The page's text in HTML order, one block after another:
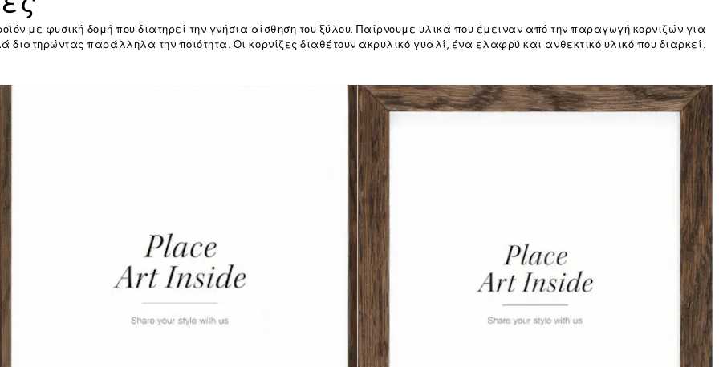
με φυσική δομή που διατηρεί την γνήσια αίσθηση του ξύλου. Παίρνουμε υλικά που έμειναν από την παραγωγή κορνιζών για
παράλληλα την ποιότητα. Οι κορνίζες διαθέτουν ακρυλικό γυαλί, ένα ελαφρύ και ανθεκτικό υλικό που διαρκεί.